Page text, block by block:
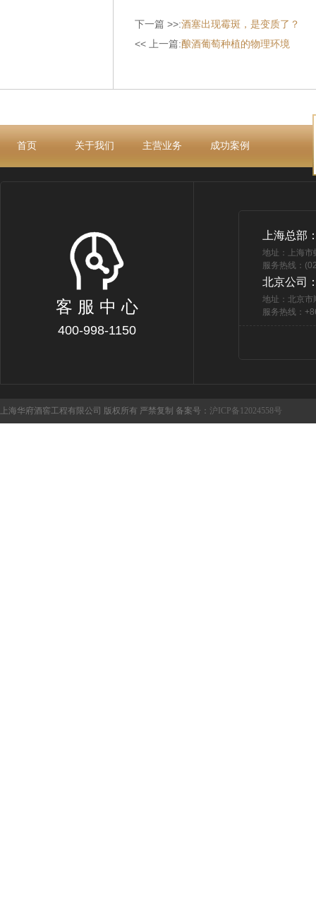
下一篇 >>:酒塞出现霉斑，是变质了？
<< 上一篇:酿酒葡萄种植的物理环境
首页 关于我们 主营业务 成功案例
客 服 中 心
400-998-1150
上海总部
地址：上海
服务热线：
北京公司
地址：北京市
服务热线：
上海华府酒窖工程有限公司 版权所有 严禁复制 备案号： 沪ICP备12024558号